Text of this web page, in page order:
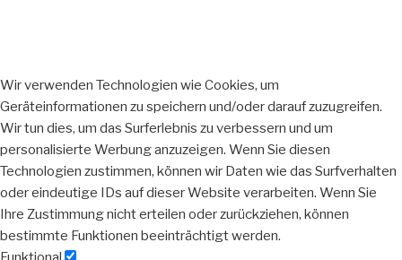
Wir verwenden Technologien wie Cookies, um
Geräteinformationen zu speichern und/oder darauf zuzugreifen.
Wir tun dies, um das Surferlebnis zu verbessern und um
personalisierte Werbung anzuzeigen. Wenn Sie diesen
Technologien zustimmen, können wir Daten wie das Surfverhalten
oder eindeutige IDs auf dieser Website verarbeiten. Wenn Sie
Ihre Zustimmung nicht erteilen oder zurückziehen, können
bestimmte Funktionen beeinträchtigt werden.